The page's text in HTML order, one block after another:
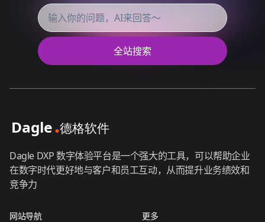
全站搜索
Dagle DXP 数字体验平台是一个强大的工具，可以帮助企业
在数字时代更好地与客户和员工互动，从而提升业务绩效和
竞争力
网站导航
更多